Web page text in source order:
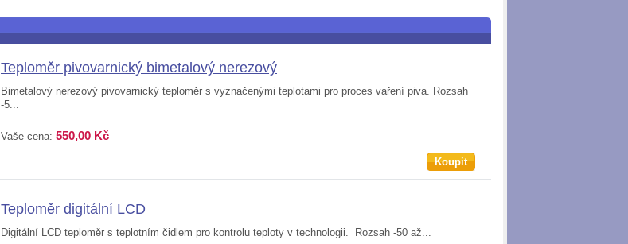
Teploměr pivovarnický bimetalový nerezový
Bimetalový nerezový pivovarnický teploměr s vyznačenými teplotami pro proces vaření piva. Rozsah
-5...
Vaše cena: 550,00 Kč
Koupit
Teploměr digitální LCD
Digitální LCD teploměr s teplotním čidlem pro kontrolu teploty v technologii. Rozsah -50 až...